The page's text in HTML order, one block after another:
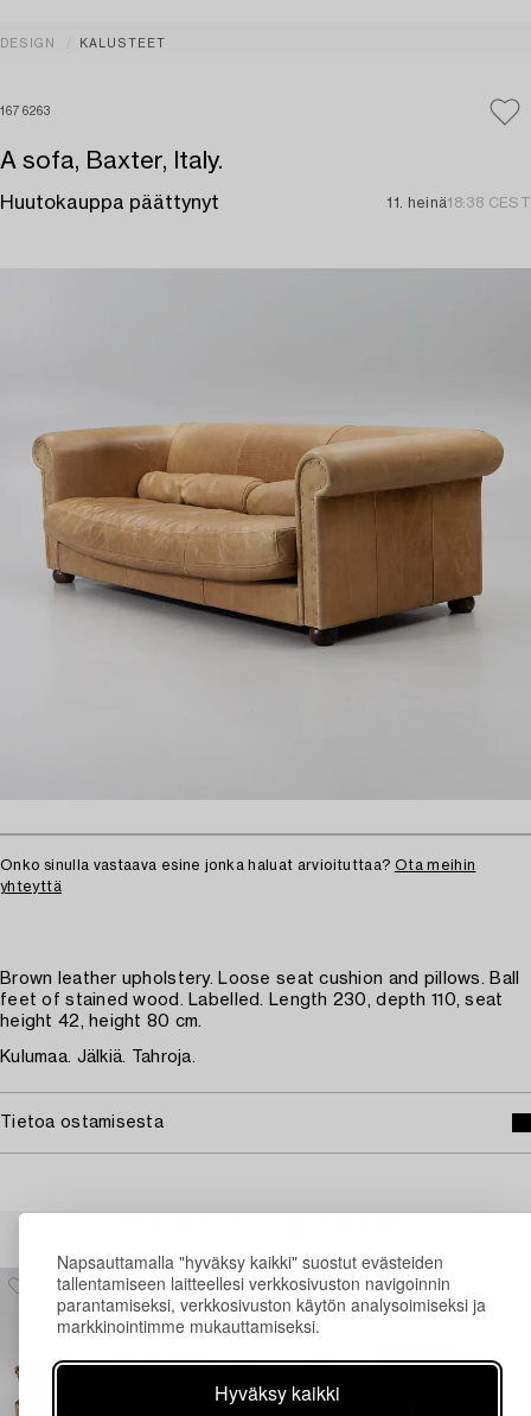
Napsauttamalla "hyväksy kaikki" suostut evästeiden
tallentamiseen laitteellesi verkkosivuston navigoinnin
parantamiseksi, verkkosivuston käytön analysoimiseksi ja
markkinointimme mukauttamiseksi.
Hyväksy kaikki
DESIGN KALUSTEET
1676263
A sofa, Baxter, Italy.
Huutokauppa päättynyt 11. heinä18:38 CEST
Onko sinulla vastaava esine jonka haluat arvioituttaa? Ota meihin
yhteyttä
Brown leather upholstery. Loose seat cushion and pillows. Ball
feet of stained wood. Labelled. Length 230, depth 110, seat
height 42, height 80 cm.
Kulumaa. Jälkiä. Tahroja.
Tietoa ostamisesta